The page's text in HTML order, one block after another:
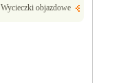
Wycieczki objazdowe